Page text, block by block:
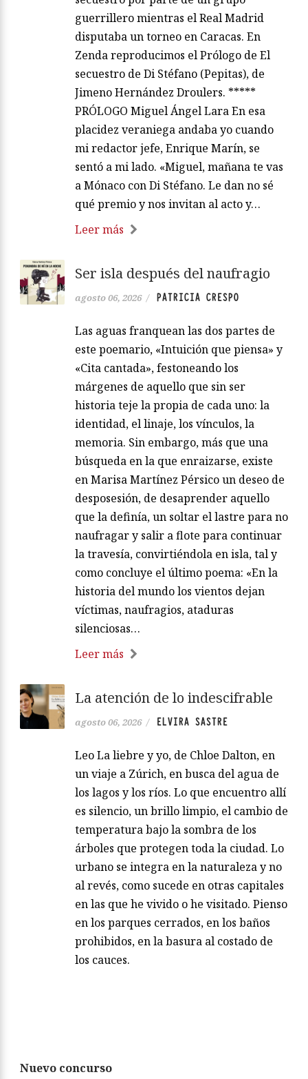
guerrillero mientras el Real Madrid
disputaba un torneo en Caracas. En
Zenda reproducimos el Prólogo de El
secuestro de Di Stéfano (Pepitas), de
Jimeno Hernández Droulers. *****
PRÓLOGO Miguel Ángel Lara En esa
placidez veraniega andaba yo cuando
mi redactor jefe, Enrique Marín, se
sentó a mi lado. «Miguel, mañana te vas
a Mónaco con Di Stéfano. Le dan no sé
qué premio y nos invitan al acto y…
Leer más
Ser isla después del naufragio
agosto 06, 2026 / PATRICIA CRESPO
Las aguas franquean las dos partes de
este poemario, «Intuición que piensa» y
«Cita cantada», festoneando los
márgenes de aquello que sin ser
historia teje la propia de cada uno: la
identidad, el linaje, los vínculos, la
memoria. Sin embargo, más que una
búsqueda en la que enraizarse, existe
en Marisa Martínez Pérsico un deseo de
desposesión, de desaprender aquello
que la definía, un soltar el lastre para no
naufragar y salir a flote para continuar
la travesía, convirtiéndola en isla, tal y
como concluye el último poema: «En la
historia del mundo los vientos dejan
víctimas, naufragios, ataduras
silenciosas…
Leer más
La atención de lo indescifrable
agosto 06, 2026 / ELVIRA SASTRE
Leo La liebre y yo, de Chloe Dalton, en
un viaje a Zúrich, en busca del agua de
los lagos y los ríos. Lo que encuentro allí
es silencio, un brillo limpio, el cambio de
temperatura bajo la sombra de los
árboles que protegen toda la ciudad. Lo
urbano se integra en la naturaleza y no
al revés, como sucede en otras capitales
en las que he vivido o he visitado. Pienso
en los parques cerrados, en los baños
prohibidos, en la basura al costado de
los cauces.
Nuevo concurso